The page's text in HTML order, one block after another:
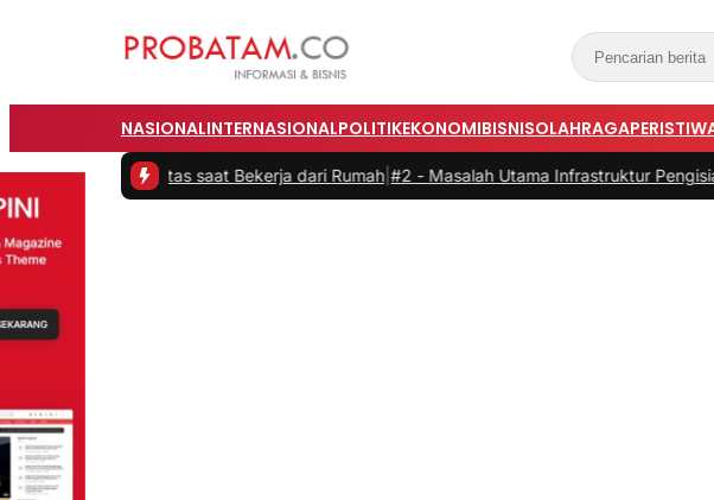
NASIONALINTERNASIONALPOLITIKEKONOMIBISNISOLAHRAGA
saat Bekerja dari Rumah |#2 -Masalah Utama Infrastruktur Pengisian Daya